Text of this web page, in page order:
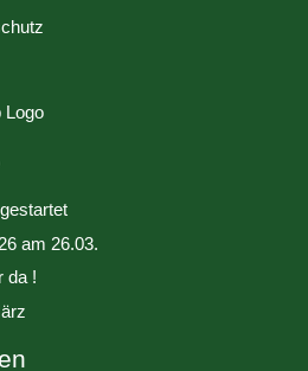
am 26.03.
da !